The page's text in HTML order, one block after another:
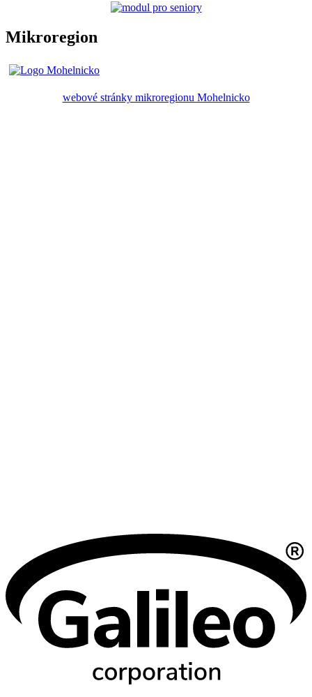
Mikroregion
webové stránky mikroregionu Mohelnicko